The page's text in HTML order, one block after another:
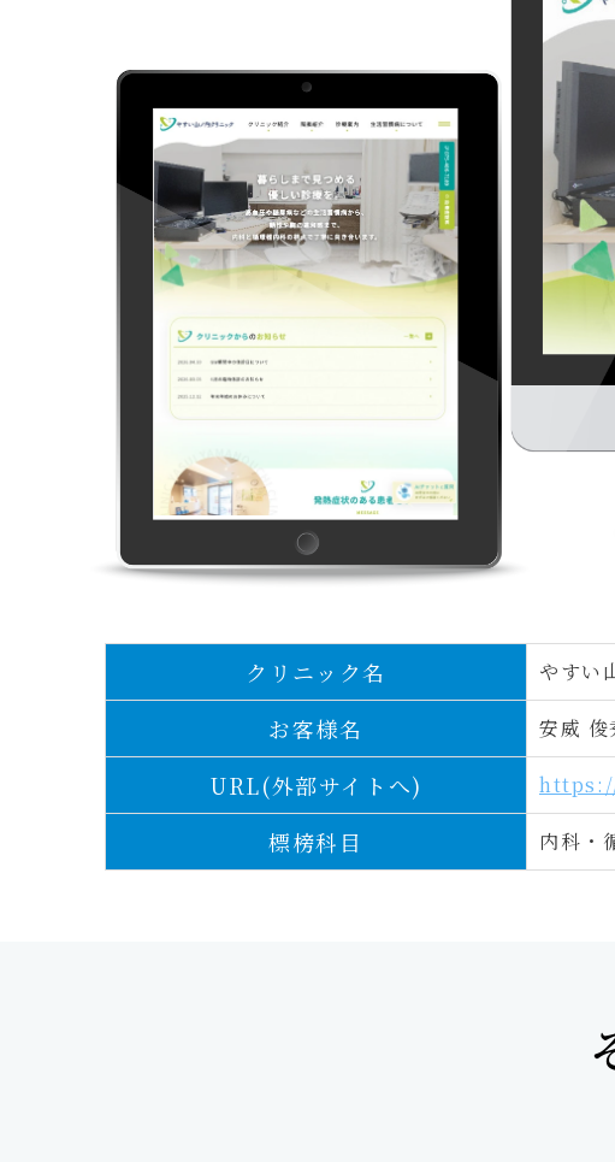
クリニック名 やすい
お客様名 安威 俊
URL(外部サイトへ)
標榜科目 内科・